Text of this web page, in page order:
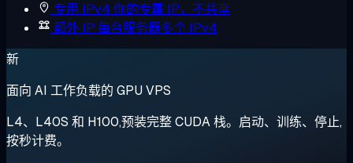
专用 IPv4 你的专属 IP，不共享
额外 IP 每台服务器多个 IPv4
新
面向 AI 工作负载的 GPU VPS
L4、L40S 和 H100,预装完整 CUDA 栈。启动、训练、停止,
按秒计费。